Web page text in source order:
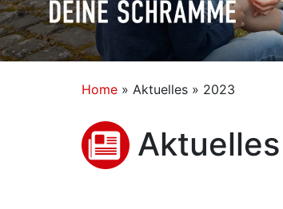
Home » Aktuelles » 2023
Aktuelles